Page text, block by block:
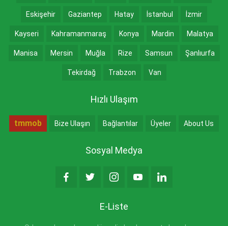
Eskişehir Gaziantep Hatay İstanbul İzmir
Kayseri Kahramanmaraş Konya Mardin Malatya
Manisa Mersin Muğla Rize Samsun Şanlıurfa
Tekirdağ Trabzon Van
Hızlı Ulaşım
tmmob Bize Ulaşın Bağlantılar Üyeler About Us
Sosyal Medya
E-Liste